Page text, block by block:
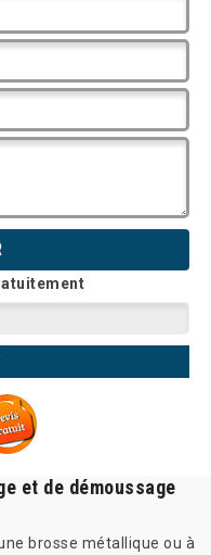
et de démoussage
brosse métallique ou à